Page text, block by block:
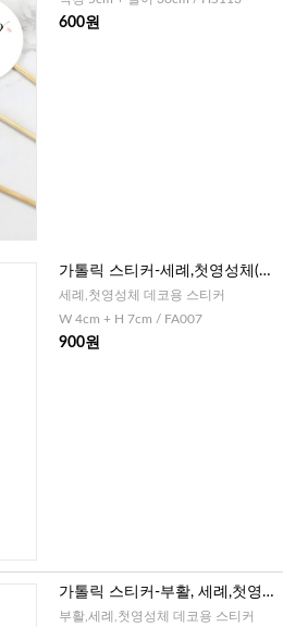
600원
가톨릭 스티커-세례,첫영성체(성
체와 성작)-8매
세례,첫영성체 데코용 스티커
W 4cm + H 7cm / FA007
900원
가톨릭 스티커-부활, 세례,첫영성
체(성작1)-8매
부활,세례,첫영성체 데코용 스티커